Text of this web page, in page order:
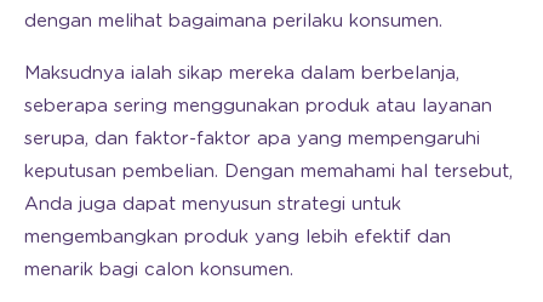
dengan melihat bagaimana perilaku konsumen.
Maksudnya ialah sikap mereka dalam berbelanja,
seberapa sering menggunakan produk atau layanan
serupa, dan faktor-faktor apa yang mempengaruhi
keputusan pembelian. Dengan memahami hal tersebut,
Anda juga dapat menyusun strategi untuk
mengembangkan produk yang lebih efektif dan
menarik bagi calon konsumen.